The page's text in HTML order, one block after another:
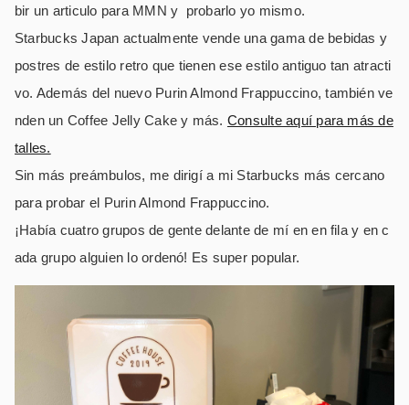
bir un articulo para MMN y probarlo yo mismo.
Starbucks Japan actualmente vende una gama de bebidas y
postres de estilo retro que tienen ese estilo antiguo tan atracti
vo. Además del nuevo Purin Almond Frappuccino, también ve
nden un Coffee Jelly Cake y más. Consulte aquí para más de
talles.
Sin más preámbulos, me dirigí a mi Starbucks más cercano
para probar el Purin Almond Frappuccino.
¡Había cuatro grupos de gente delante de mí en en fila y en c
ada grupo alguien lo ordenó! Es super popular.